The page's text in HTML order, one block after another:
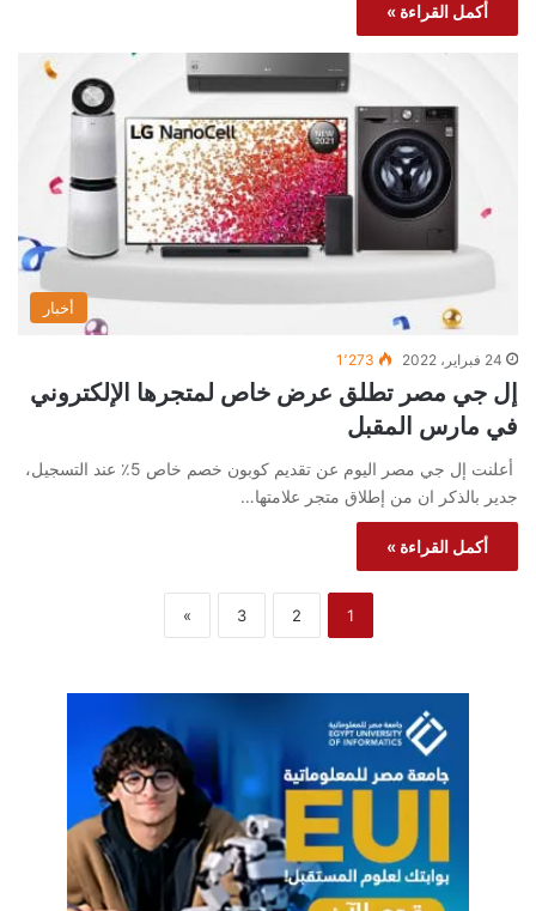
أكمل القراءة »
أخبار
24 فبراير، 2022 1٬273
إل جي مصر تطلق عرض خاص لمتجرها الإلكتروني
في مارس المقبل
أعلنت إل جي مصر اليوم عن تقديم كوبون خصم خاص 5٪ عند التسجيل،
جدير بالذكر ان من إطلاق متجر علامتها…
أكمل القراءة »
1
2
3
»